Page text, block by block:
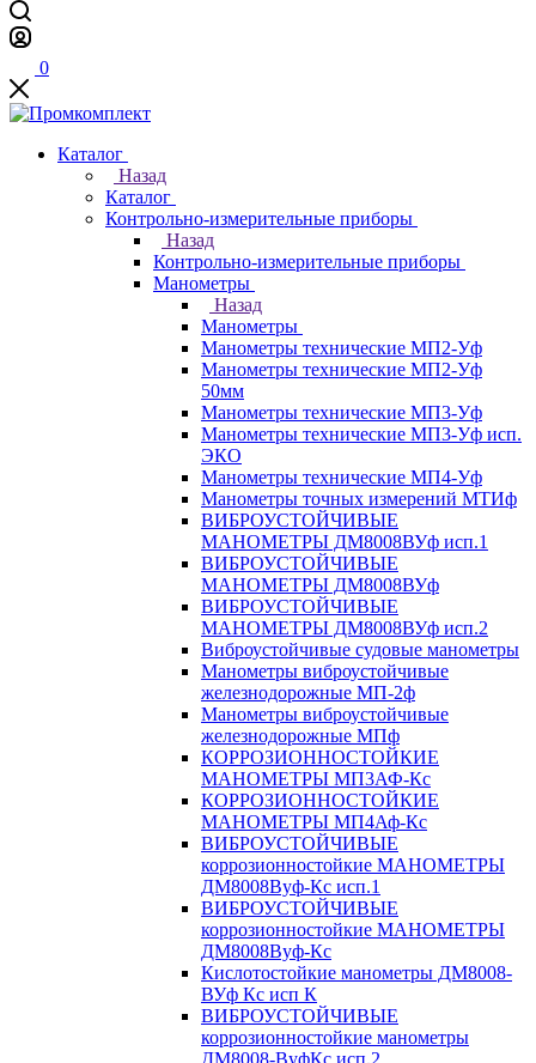
0
Каталог
Назад
Каталог
Контрольно-измерительные приборы
Назад
Контрольно-измерительные приборы
Манометры
Назад
Манометры
Манометры технические МП2-Уф
Манометры технические МП2-Уф
50мм
Манометры технические МП3-Уф
Манометры технические МП3-Уф исп.
ЭКО
Манометры технические МП4-Уф
Манометры точных измерений МТИф
ВИБРОУСТОЙЧИВЫЕ
МАНОМЕТРЫ ДМ8008ВУф исп.1
ВИБРОУСТОЙЧИВЫЕ
МАНОМЕТРЫ ДМ8008ВУф
ВИБРОУСТОЙЧИВЫЕ
МАНОМЕТРЫ ДМ8008ВУф исп.2
Виброустойчивые судовые манометры
Манометры виброустойчивые
железнодорожные МП-2ф
Манометры виброустойчивые
железнодорожные МПф
КОРРОЗИОННОСТОЙКИЕ
МАНОМЕТРЫ МП3АФ-Кс
КОРРОЗИОННОСТОЙКИЕ
МАНОМЕТРЫ МП4Аф-Кс
ВИБРОУСТОЙЧИВЫЕ
коррозионностойкие МАНОМЕТРЫ
ДМ8008Вуф-Кс исп.1
ВИБРОУСТОЙЧИВЫЕ
коррозионностойкие МАНОМЕТРЫ
ДМ8008Вуф-Кс
Кислотостойкие манометры ДМ8008-
ВУф Кс исп К
ВИБРОУСТОЙЧИВЫЕ
коррозионностойкие манометры
ДМ8008-ВуфКс исп.2